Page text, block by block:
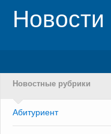
Новости
Новостные рубрики
Абитуриент